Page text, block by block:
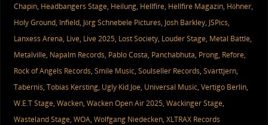
Chapin, Headbangers Stage, Heilung, Hellfire, Hellfire Magazin, Höhner,
Holy Ground, Infield, Jörg Schnebele Pictures, Josh Barkley, JSPics,
Lanxess Arena, Live, Live 2025, Lost Society, Louder Stage, Metal Battle,
Metalville, Napalm Records, Pablo Costa, Panchabhuta, Prong, Refore,
Rock of Angels Records, Smile Music, Soulseller Records, Svarttjern,
Tabernis, Tobias Kersting, Ugly Kid Joe, Universal Music, Vertigo Berlin,
W.E.T Stage, Wacken, Wacken Open Air 2025, Wackinger Stage,
Wasteland Stage, WOA, Wolfgang Niedecken, XLTRAX Records